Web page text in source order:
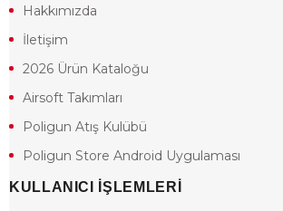
Hakkımızda
İletişim
2026 Ürün Kataloğu
Airsoft Takımları
Poligun Atış Kulübü
Poligun Store Android Uygulaması
KULLANICI İŞLEMLERİ